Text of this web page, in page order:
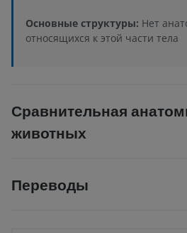
Основные структуры: Нет
относящихся к этой части тела
Сравнительная
животных
Переводы